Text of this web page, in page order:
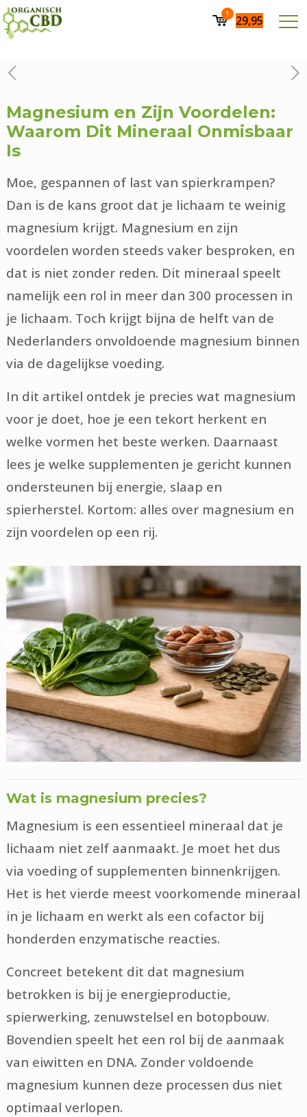
1 29,95
Magnesium en Zijn Voordelen:
Waarom Dit Mineraal Onmisbaar
Is
Moe, gespannen of last van spierkrampen?
Dan is de kans groot dat je lichaam te weinig
magnesium krijgt. Magnesium en zijn
voordelen worden steeds vaker besproken, en
dat is niet zonder reden. Dit mineraal speelt
namelijk een rol in meer dan 300 processen in
je lichaam. Toch krijgt bijna de helft van de
Nederlanders onvoldoende magnesium binnen
via de dagelijkse voeding.
In dit artikel ontdek je precies wat magnesium
voor je doet, hoe je een tekort herkent en
welke vormen het beste werken. Daarnaast
lees je welke supplementen je gericht kunnen
ondersteunen bij energie, slaap en
spierherstel. Kortom: alles over magnesium en
zijn voordelen op een rij.
Wat is magnesium precies?
Magnesium is een essentieel mineraal dat je
lichaam niet zelf aanmaakt. Je moet het dus
via voeding of supplementen binnenkrijgen.
Het is het vierde meest voorkomende mineraal
in je lichaam en werkt als een cofactor bij
honderden enzymatische reacties.
Concreet betekent dit dat magnesium
betrokken is bij je energieproductie,
spierwerking, zenuwstelsel en botopbouw.
Bovendien speelt het een rol bij de aanmaak
van eiwitten en DNA. Zonder voldoende
magnesium kunnen deze processen dus niet
optimaal verlopen.